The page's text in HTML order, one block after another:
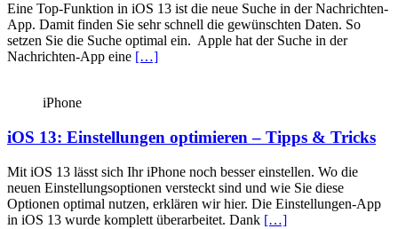
Eine Top-Funktion in iOS 13 ist die neue Suche in der Nachrichten-
App. Damit finden Sie sehr schnell die gewünschten Daten. So
setzen Sie die Suche optimal ein. Apple hat der Suche in der
Nachrichten-App eine […]
iPhone
iOS 13: Einstellungen optimieren – Tipps & Tricks
Mit iOS 13 lässt sich Ihr iPhone noch besser einstellen. Wo die
neuen Einstellungsoptionen versteckt sind und wie Sie diese
Optionen optimal nutzen, erklären wir hier. Die Einstellungen-App
in iOS 13 wurde komplett über­arbeitet. Dank […]